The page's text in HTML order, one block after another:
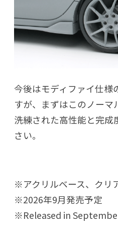
今後はモディファイ仕様
すが、まずはこのノーマ
洗練された高性能と完成
さい。
※アクリルベース、クリ
※2026年9月発売予定
※Released in